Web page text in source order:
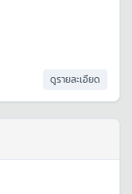
ดูรายละเอียด